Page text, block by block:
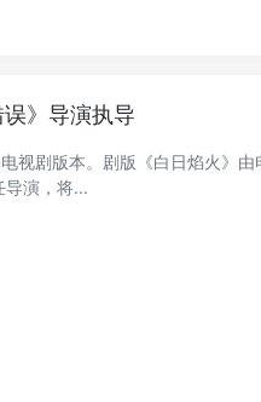
误》导演执导
视剧版本。剧版《白日焰火》由
导演，将...